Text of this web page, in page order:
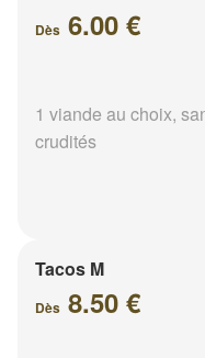
Dès 6.00 €
1 viande au choix,
crudités
Tacos M
Dès 8.50 €